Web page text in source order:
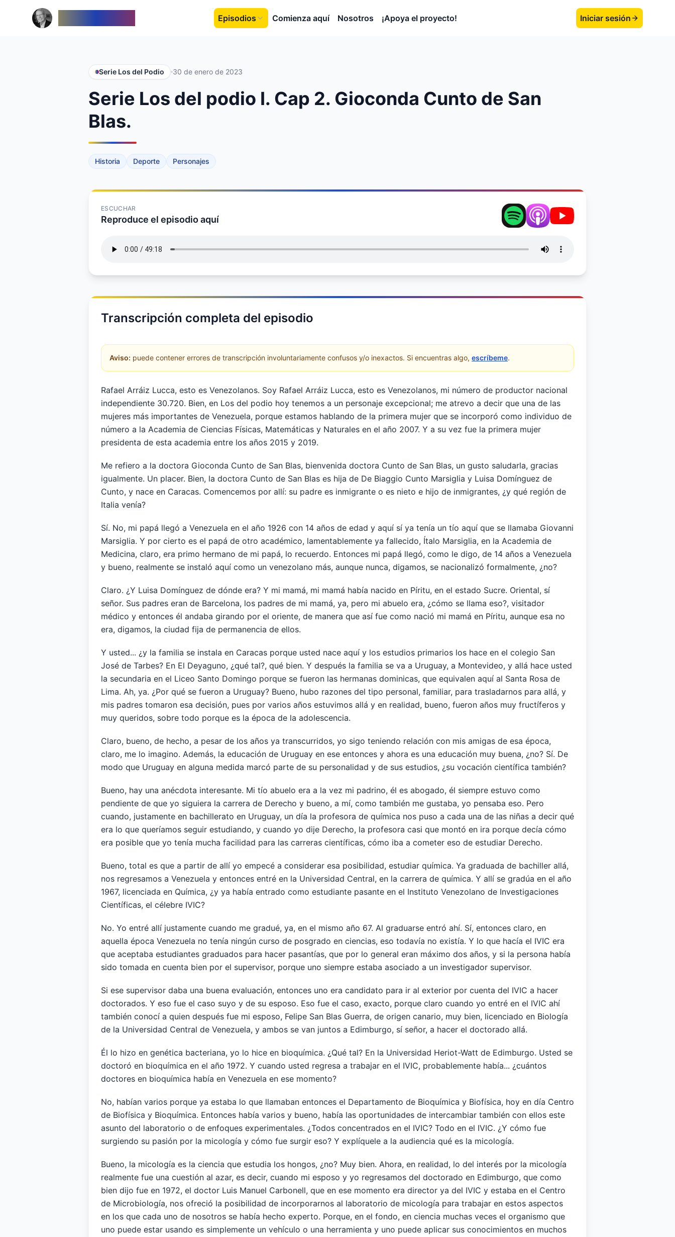
Episodios Comienza aquí Nosotros ¡Apoya el proyecto! Iniciar sesión
Serie Los del Podio 30 de enero de 2023
Serie Los del podio I. Cap 2. Gioconda Cunto de San
Blas.
Historia Deporte Personajes
ESCUCHAR
Reproduce el episodio aquí
Transcripción completa del episodio
Aviso: puede contener errores de transcripción involuntariamente confusos y/o inexactos. Si encuentras algo, escríbeme.
Rafael Arráiz Lucca, esto es Venezolanos. Soy Rafael Arráiz Lucca, esto es Venezolanos, mi número de productor nacional
independiente 30.720. Bien, en Los del podio hoy tenemos a un personaje excepcional; me atrevo a decir que una de las
mujeres más importantes de Venezuela, porque estamos hablando de la primera mujer que se incorporó como individuo de
número a la Academia de Ciencias Físicas, Matemáticas y Naturales en el año 2007. Y a su vez fue la primera mujer
presidenta de esta academia entre los años 2015 y 2019.
Me refiero a la doctora Gioconda Cunto de San Blas, bienvenida doctora Cunto de San Blas, un gusto saludarla, gracias
igualmente. Un placer. Bien, la doctora Cunto de San Blas es hija de De Biaggio Cunto Marsiglia y Luisa Domínguez de
Cunto, y nace en Caracas. Comencemos por allí: su padre es inmigrante o es nieto e hijo de inmigrantes, ¿y qué región de
Italia venía?
Sí. No, mi papá llegó a Venezuela en el año 1926 con 14 años de edad y aquí sí ya tenía un tío aquí que se llamaba Giovanni
Marsiglia. Y por cierto es el papá de otro académico, lamentablemente ya fallecido, Ítalo Marsiglia, en la Academia de
Medicina, claro, era primo hermano de mi papá, lo recuerdo. Entonces mi papá llegó, como le digo, de 14 años a Venezuela
y bueno, realmente se instaló aquí como un venezolano más, aunque nunca, digamos, se nacionalizó formalmente, ¿no?
Claro. ¿Y Luisa Domínguez de dónde era? Y mi mamá, mi mamá había nacido en Píritu, en el estado Sucre. Oriental, sí
señor. Sus padres eran de Barcelona, los padres de mi mamá, ya, pero mi abuelo era, ¿cómo se llama eso?, visitador
médico y entonces él andaba girando por el oriente, de manera que así fue como nació mi mamá en Píritu, aunque esa no
era, digamos, la ciudad fija de permanencia de ellos.
Y usted... ¿y la familia se instala en Caracas porque usted nace aquí y los estudios primarios los hace en el colegio San
José de Tarbes? En El Deyaguno, ¿qué tal?, qué bien. Y después la familia se va a Uruguay, a Montevideo, y allá hace usted
la secundaria en el Liceo Santo Domingo porque se fueron las hermanas dominicas, que equivalen aquí al Santa Rosa de
Lima. Ah, ya. ¿Por qué se fueron a Uruguay? Bueno, hubo razones del tipo personal, familiar, para trasladarnos para allá, y
mis padres tomaron esa decisión, pues por varios años estuvimos allá y en realidad, bueno, fueron años muy fructíferos y
muy queridos, sobre todo porque es la época de la adolescencia.
Claro, bueno, de hecho, a pesar de los años ya transcurridos, yo sigo teniendo relación con mis amigas de esa época,
claro, me lo imagino. Además, la educación de Uruguay en ese entonces y ahora es una educación muy buena, ¿no? Sí. De
modo que Uruguay en alguna medida marcó parte de su personalidad y de sus estudios, ¿su vocación científica también?
Bueno, hay una anécdota interesante. Mi tío abuelo era a la vez mi padrino, él es abogado, él siempre estuvo como
pendiente de que yo siguiera la carrera de Derecho y bueno, a mí, como también me gustaba, yo pensaba eso. Pero
cuando, justamente en bachillerato en Uruguay, un día la profesora de química nos puso a cada una de las niñas a decir qué
era lo que queríamos seguir estudiando, y cuando yo dije Derecho, la profesora casi que montó en ira porque decía cómo
era posible que yo tenía mucha facilidad para las carreras científicas, cómo iba a cometer eso de estudiar Derecho.
Bueno, total es que a partir de allí yo empecé a considerar esa posibilidad, estudiar química. Ya graduada de bachiller allá,
nos regresamos a Venezuela y entonces entré en la Universidad Central, en la carrera de química. Y allí se gradúa en el año
1967, licenciada en Química, ¿y ya había entrado como estudiante pasante en el Instituto Venezolano de Investigaciones
Científicas, el célebre IVIC?
No. Yo entré allí justamente cuando me gradué, ya, en el mismo año 67. Al graduarse entró ahí. Sí, entonces claro, en
aquella época Venezuela no tenía ningún curso de posgrado en ciencias, eso todavía no existía. Y lo que hacía el IVIC era
que aceptaba estudiantes graduados para hacer pasantías, que por lo general eran máximo dos años, y si la persona había
sido tomada en cuenta bien por el supervisor, porque uno siempre estaba asociado a un investigador supervisor.
Si ese supervisor daba una buena evaluación, entonces uno era candidato para ir al exterior por cuenta del IVIC a hacer
doctorados. Y eso fue el caso suyo y de su esposo. Eso fue el caso, exacto, porque claro cuando yo entré en el IVIC ahí
también conocí a quien después fue mi esposo, Felipe San Blas Guerra, de origen canario, muy bien, licenciado en Biología
de la Universidad Central de Venezuela, y ambos se van juntos a Edimburgo, sí señor, a hacer el doctorado allá.
Él lo hizo en genética bacteriana, yo lo hice en bioquímica. ¿Qué tal? En la Universidad Heriot-Watt de Edimburgo. Usted se
doctoró en bioquímica en el año 1972. Y cuando usted regresa a trabajar en el IVIC, probablemente había... ¿cuántos
doctores en bioquímica había en Venezuela en ese momento?
No, habían varios porque ya estaba lo que llamaban entonces el Departamento de Bioquímica y Biofísica, hoy en día Centro
de Biofísica y Bioquímica. Entonces había varios y bueno, había las oportunidades de intercambiar también con ellos este
asunto del laboratorio o de enfoques experimentales. ¿Todos concentrados en el IVIC? Todo en el IVIC. ¿Y cómo fue
surgiendo su pasión por la micología y cómo fue surgir eso? Y explíquele a la audiencia qué es la micología.
Bueno, la micología es la ciencia que estudia los hongos, ¿no? Muy bien. Ahora, en realidad, lo del interés por la micología
realmente fue una cuestión al azar, es decir, cuando mi esposo y yo regresamos del doctorado en Edimburgo, que como
bien dijo fue en 1972, el doctor Luis Manuel Carbonell, que en ese momento era director ya del IVIC y estaba en el Centro
de Microbiología, nos ofreció la posibilidad de incorporarnos al laboratorio de micología para trabajar en estos aspectos
en los que cada uno de nosotros se había hecho experto. Porque, en el fondo, en ciencia muchas veces el organismo que
uno puede estar usando es simplemente un vehículo o una herramienta y uno puede aplicar sus conocimientos en muchos